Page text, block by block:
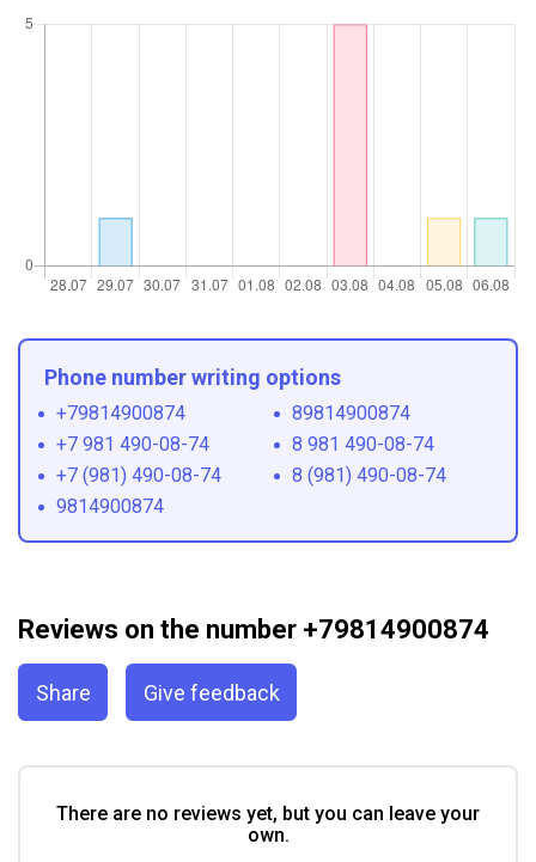
Phone number writing options
+79814900874
89814900874
+7 981 490-08-74
8 981 490-08-74
+7 (981) 490-08-74
8 (981) 490-08-74
9814900874
Reviews on the number +79814900874
Share Give feedback
There are no reviews yet, but you can leave your
own.